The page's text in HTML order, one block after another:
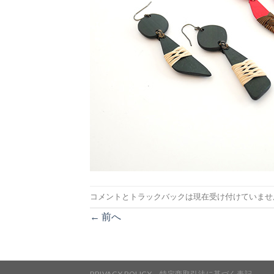
コメントとトラックバックは現在受け付けていま
← 前へ